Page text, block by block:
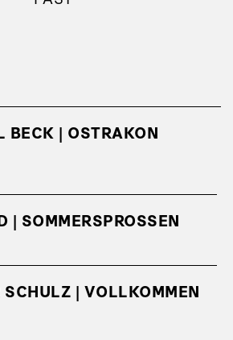
| OSTRAKON
| SOMMERSPROSSEN
| VOLLKOMMEN